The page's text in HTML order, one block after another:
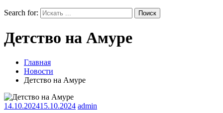
Search for:
Детство на Амуре
Главная
Новости
Детство на Амуре
14.10.202415.10.2024 admin